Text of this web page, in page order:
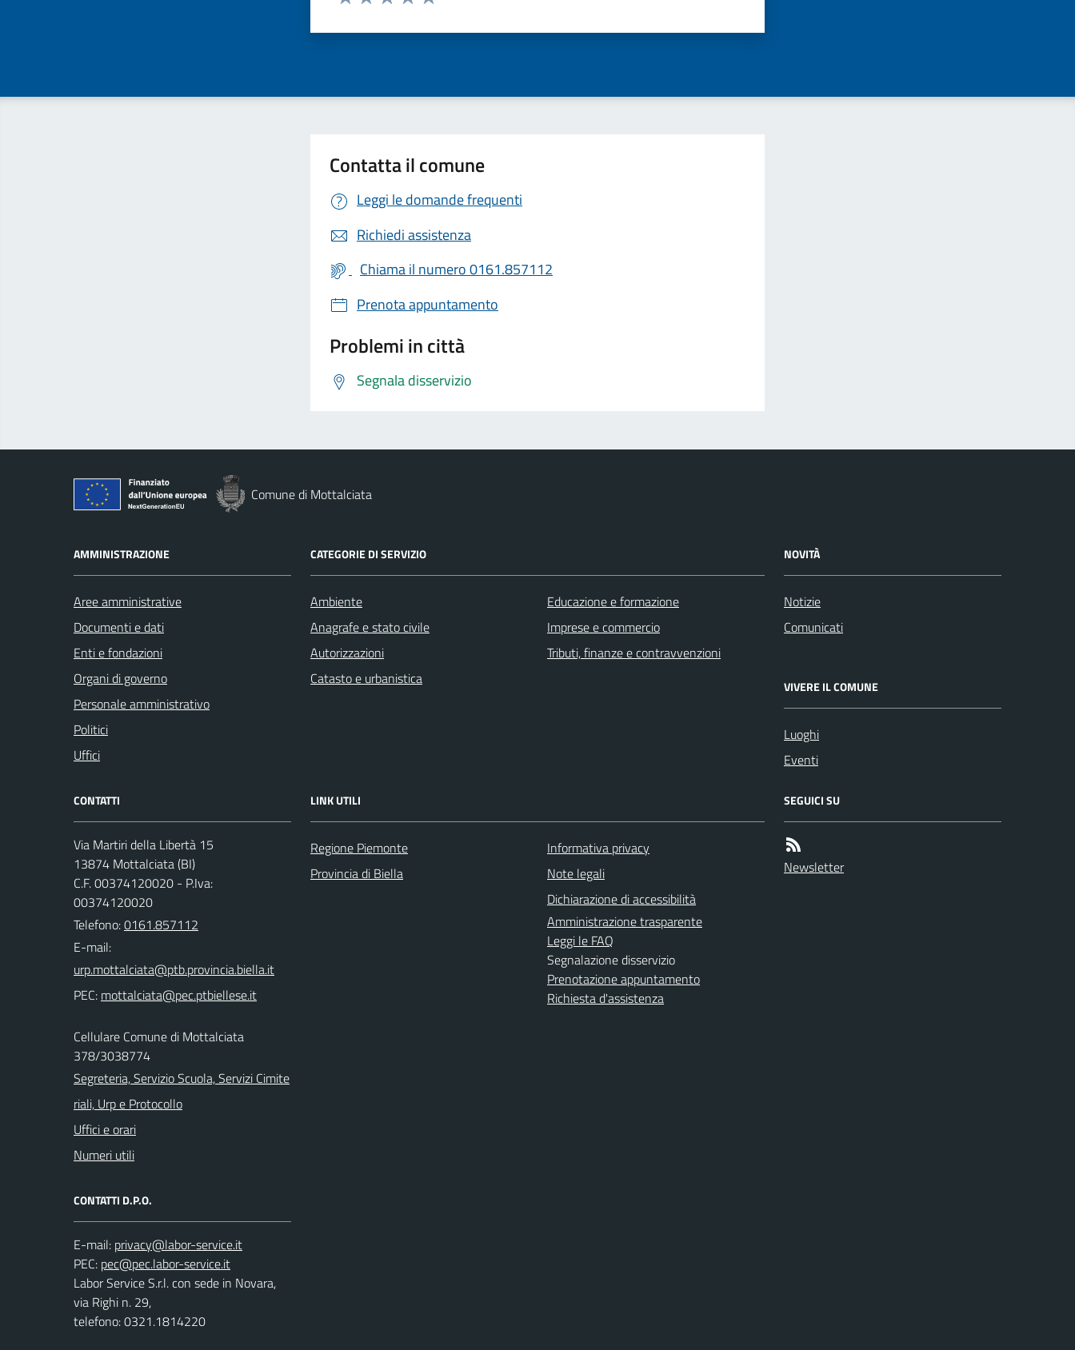
Contatta il comune
Leggi le domande frequenti
Richiedi assistenza
Chiama il numero 0161.857112
Prenota appuntamento
Problemi in città
Segnala disservizio
Comune di Mottalciata
AMMINISTRAZIONE
Aree amministrative
Documenti e dati
Enti e fondazioni
Organi di governo
Personale amministrativo
Politici
Uffici
CATEGORIE DI SERVIZIO
Ambiente
Anagrafe e stato civile
Autorizzazioni
Catasto e urbanistica
Educazione e formazione
Imprese e commercio
Tributi, finanze e contravvenzioni
NOVITÀ
Notizie
Comunicati
VIVERE IL COMUNE
Luoghi
Eventi
CONTATTI
Via Martiri della Libertà 15
13874 Mottalciata (BI)
C.F. 00374120020 - P.Iva:
00374120020
Telefono:0161.857112
E-mail:
PEC:
Cellulare Comune di Mottalciata
378/3038774
Segreteria, Servizio Scuola, Servizi Cimite
riali, Urp e Protocollo
Uffici e orari
Numeri utili
CONTATTI D.P.O.
E-mail:
PEC:
Labor Service S.r.l. con sede in Novara,
via Righi n. 29,
telefono: 0321.1814220
LINK UTILI
Regione Piemonte
Provincia di Biella
Informativa privacy
Note legali
Dichiarazione di accessibilità
Amministrazione trasparente
Leggi le FAQ
Segnalazione disservizio
Prenotazione appuntamento
Richiesta d'assistenza
SEGUICI SU
Newsletter